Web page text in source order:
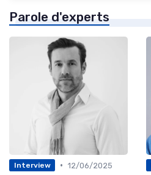
Parole d'experts
Interview • 12/06/2025